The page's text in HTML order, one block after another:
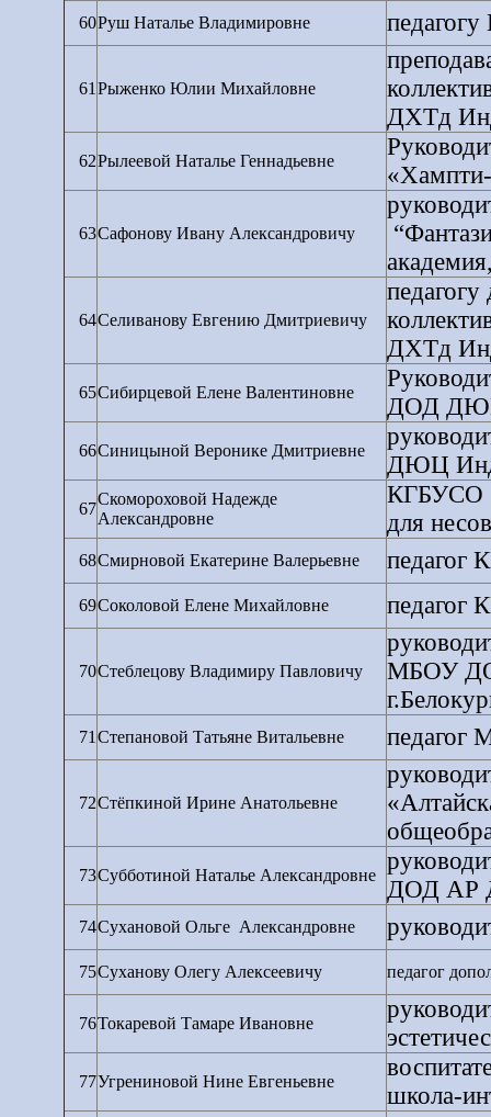
60Руш Наталье Владимировне
61 Рыженко Юлии Михайловне
ДХТд
62Рылеевой Наталье Геннадьевне
63Сафонову Ивану Александровичу
64Селиванову Евгению Дмитриевичу
ДХТд
65Сибирцевой Елене Валентиновне
ДОД ДЮЦ
66Синицыной Веронике Дмитриевне
ДЮЦ
67
Скомороховой Надежде
Александровне
КГБУСО
для
68Смирновой Екатерине Валерьевне педагог
69Соколовой Елене Михайловне педагог
70Стеблецову Владимиру Павловичу
МБОУ
71 Степановой Татьяне Витальевне
72Стёпкиной Ирине Анатольевне
73Субботиной Наталье Александровне
ДОД АР
74Сухановой Ольге Александровне
75Суханову Олегу Алексеевичу педагог
76Токаревой Тамаре Ивановне
77Угрениновой Нине Евгеньевне
школа-